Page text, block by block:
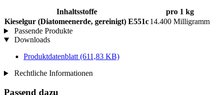
Inhaltsstoffe
pro 1 kg
Kieselgur (Diatomeenerde, gereinigt) E551c14.400 Milligramm
Passende Produkte
Downloads
Produktdatenblatt (611,83 KB)
Rechtliche Informationen
Passend dazu